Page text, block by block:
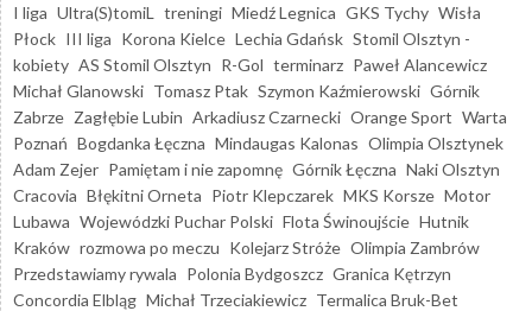
I liga Ultra(S)tomiL treningi Miedź Legnica GKS Tychy Wisła
Płock III liga Korona Kielce Lechia Gdańsk Stomil Olsztyn -
kobiety AS Stomil Olsztyn R-Gol terminarz Paweł Alancewicz
Michał Glanowski Tomasz Ptak Szymon Kaźmierowski Górnik
Zabrze Zagłębie Lubin Arkadiusz Czarnecki Orange Sport Warta
Poznań Bogdanka Łęczna Mindaugas Kalonas Olimpia Olsztynek
Adam Zejer Pamiętam i nie zapomnę Górnik Łęczna Naki Olsztyn
Cracovia Błękitni Orneta Piotr Klepczarek MKS Korsze Motor
Lubawa Wojewódzki Puchar Polski Flota Świnoujście Hutnik
Kraków rozmowa po meczu Kolejarz Stróże Olimpia Zambrów
Przedstawiamy rywala Polonia Bydgoszcz Granica Kętrzyn
Concordia Elbląg Michał Trzeciakiewicz Termalica Bruk-Bet